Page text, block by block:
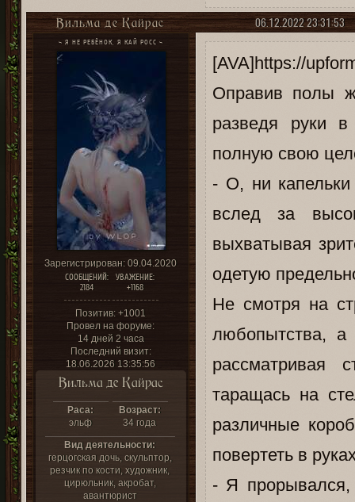
06.12.2022 23:31:53
Вильма де Кайрас
~ Я НЕ РЕБЁНОК, Я КАЙ РОСС ~
Зарегистрирован: 09.04.2020
СООБЩЕНИЙ:
2184
УВАЖЕНИЕ:
+1168
Позитив: +1001
Провел на форуме:
14 дней 2 часа
Последний визит:
18.06.2026 13:35:56
Вильма де Кайрас
Раса:
эльф
Возраст:
34 года
Вид деятельности:
герцогская дочь, скульптор,
резчик по кости, художник,
цирюльник, акробат,
авантюрист
[AVA]https://
Оправив полы
разведя руки
полную свою
- О, ни
вслед за
выхватывая
одетую
Не смотря на
любопытства, а
рассматривая
таращась на
различные
повертеть в
- Я прорывался,